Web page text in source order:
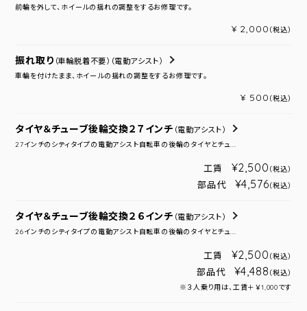
前輪を外して、ホイールの揺れの調整をするお修理です。
¥ 2,000 （税込）
振れ取り （車輪脱着不要） （電動アシスト）
車輪を付けたまま、ホイールの揺れの調整をするお修理です。
¥ 500 （税込）
タイヤ＆チューブ後輪交換２７インチ （電動アシスト）
27インチのシティタイプの電動アシスト自転車の後輪のタイヤとチュ...
工賃 ¥2,500 （税込）
部品代 ¥4,576（税込）
タイヤ＆チューブ後輪交換２６インチ （電動アシスト）
26インチのシティタイプの電動アシスト自転車の後輪のタイヤとチュ...
工賃 ¥2,500 （税込）
部品代 ¥4,488 （税込）
※３人乗り用は、工賃＋￥1,000です